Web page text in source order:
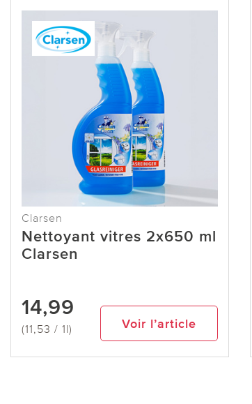
Clarsen
Nettoyant vitres 2x650 ml
Clarsen
14,99
(11,53 / 1l) Voir l’article